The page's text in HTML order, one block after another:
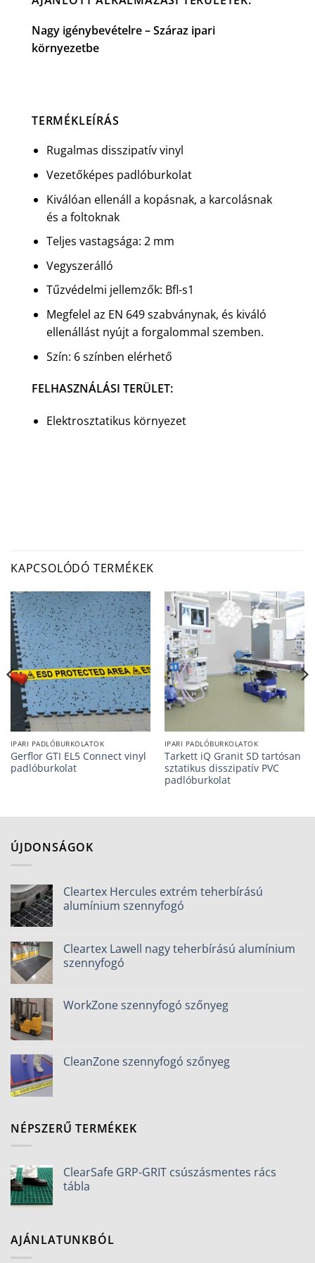
Nagy igénybevételre – Száraz ipari
környezetbe
TERMÉKLEÍRÁS
Rugalmas disszipatív vinyl
Vezetőképes padlóburkolat
Kiválóan ellenáll a kopásnak, a karcolásnak
és a foltoknak
Teljes vastagsága: 2 mm
Vegyszerálló
Tűzvédelmi jellemzők: Bfl-s1
Megfelel az EN 649 szabványnak, és kiváló
ellenállást nyújt a forgalommal szemben.
Szín: 6 színben elérhető
FELHASZNÁLÁSI TERÜLET:
Elektrosztatikus környezet
KAPCSOLÓDÓ TERMÉKEK
IPARI PADLÓBURKOLATOK
Gerflor GTI EL5 Connect vinyl
padlóburkolat
IPARI PADLÓBURKOLATOK
Tarkett iQ Granit SD tartósan
sztatikus disszipatív PVC
padlóburkolat
ÚJDONSÁGOK
Cleartex Hercules extrém teherbírású
alumínium szennyfogó
Cleartex Lawell nagy teherbírású alumínium
szennyfogó
WorkZone szennyfogó szőnyeg
CleanZone szennyfogó szőnyeg
NÉPSZERŰ TERMÉKEK
ClearSafe GRP-GRIT csúszásmentes rács
tábla
AJÁNLATUNKBÓL